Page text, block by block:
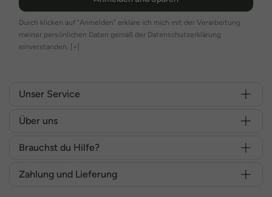
Durch klicken auf "Anmelden" erkläre ich mich mit der Verarbeitung
meiner persönlichen Daten gemäß der Datenschutzerklärung
einverstanden. [+]
Unser Service
Über uns
Brauchst du Hilfe?
Zahlung und Lieferung